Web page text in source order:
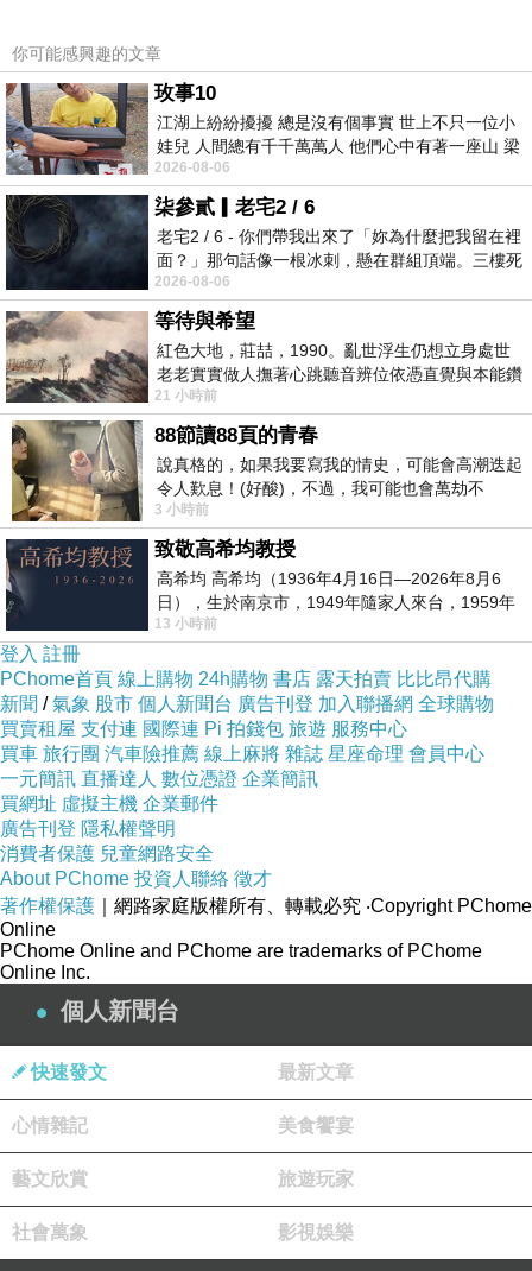
以下是 J汽車旅館 (J Motel) 的介紹 如果也跟我一
樣喜歡不妨看看喔!
PS.若您家裡有0~4歲的小朋友，
費《迪士尼美語世界試用包》
↓↓↓限量特優價格按鈕↓↓↓
你可能感興趣的文章
玫事10
江湖上紛紛擾擾 總是沒有個事實 世上不只一位小
娃兒 人間總有千千萬萬人 他們心中有著一座山 梁
山佛山泰華衡恆嵩 一山之高
2026-08-06
柒參貳▎老宅2 / 6
老宅2 / 6 - 你們帶我出來了「妳為什麼把我留在裡
面？」那句話像一根冰刺，懸在群組頂端。三樓死
死盯著照片裡的人。那個人確實站在
2026-08-06
等待與希望
紅色大地，莊喆，1990。亂世浮生仍想立身處世
老老實實做人撫著心跳聽音辨位依憑直覺與本能鑽
向裂隙的亮處探索另一個心聲另一個共鳴的
21 小時前
88節讀88頁的青春
說真格的，如果我要寫我的情史，可能會高潮迭起
令人歎息！(好酸)，不過，我可能也會萬劫不
復...，每天跪鍵盤還是被判了花心的罪
3 小時前
致敬高希均教授
高希均 高希均（1936年4月16日—2026年8月6
日），生於南京市，1949年隨家人來台，1959年
赴美深造並取得經濟發展博士學位。曾任
13 小時前
登入 註冊
PChome首頁 線上購物 24h購物 書店 露天拍賣 比比昂代購
新聞 /氣象 股市 個人新聞台 廣告刊登 加入聯播網 全球購物
買賣租屋 支付連 國際連 Pi 拍錢包 旅遊 服務中心
買車 旅行團 汽車險推薦 線上麻將 雜誌 星座命理 會員中心
一元簡訊 直播達人 數位憑證 企業簡訊
買網址 虛擬主機 企業郵件
廣告刊登 隱私權聲明
消費者保護 兒童網路安全
About PChome 投資人聯絡 徵才
著作權保護 ｜網路家庭版權所有、轉載必究 ‧Copyright PChome
Online
PChome Online and PChome are trademarks of PChome
Online Inc.
個人新聞台
快速發文 最新文章
心情雜記 美食饗宴
藝文欣賞 旅遊玩家
社會萬象 影視娛樂